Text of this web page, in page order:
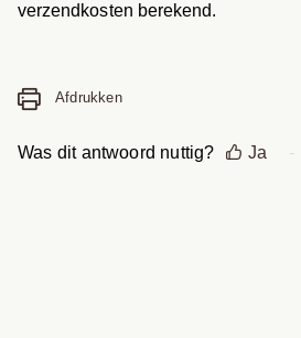
verzendkosten berekend.
Was dit antwoord nuttig? Ja
Afdrukken